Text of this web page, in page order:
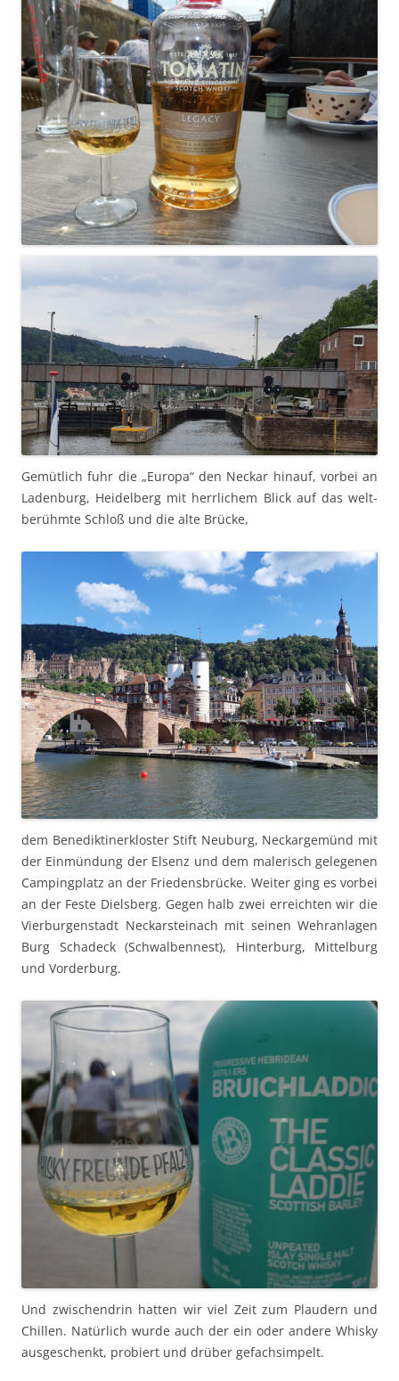
Gemütlich fuhr die „Europa“ den Neckar hin­auf, vor­bei an
Laden­burg, Hei­del­berg mit her­rlichem Blick auf das welt­
berühmte Schloß und die alte Brücke,
dem Benedik­tin­erk­loster Stift Neuburg, Neckargemünd mit
der Ein­mün­dung der Elsenz und dem malerisch gele­ge­nen
Camp­ing­platz an der Friedens­brücke. Weit­er ging es vor­bei
an der Feste Diels­berg. Gegen halb zwei erre­icht­en wir die
Vier­bur­gen­stadt Neckarsteinach mit seinen Wehran­la­gen
Burg Schadeck (Schwal­bennest), Hin­ter­burg, Mit­tel­burg
und Vorderburg.
Und zwis­chen­drin hat­ten wir viel Zeit zum Plaud­ern und
Chillen. Natür­lich wurde auch der ein oder andere Whisky
aus­geschenkt, pro­biert und drüber gefachsimpelt.